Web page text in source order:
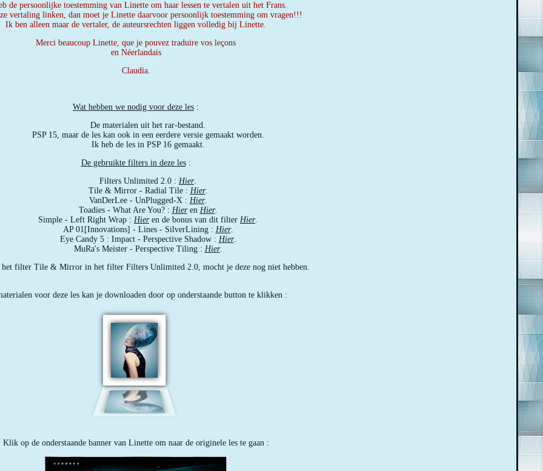
de persoonlijke toestemming van Linette om haar lessen te vertalen uit het Frans.
vertaling linken, dan moet je Linette daarvoor persoonlijk toestemming om vragen!!!
Ik ben alleen maar de vertaler, de auteursrechten liggen volledig bij Linette.
Merci beaucoup Linette, que je pouvez traduire vos leçons
en Néerlandais
Claudia.
Wat hebben we nodig voor deze les :
De materialen uit het rar-bestand.
PSP 15, maar de les kan ook in een eerdere versie gemaakt worden.
Ik heb de les in PSP 16 gemaakt.
De gebruikte filters in deze les:
Filters Unlimited 2.0 : Hier.
Tile & Mirror - Radial Tile : Hier.
VanDerLee - UnPlugged-X : Hier.
Toadies - What Are You? : Hieren Hier.
Simple - Left Right Wrap : Hieren de bonus van dit filter Hier.
AP 01[Innovations] - Lines - SilverLining : Hier.
Eye Candy 5 : Impact - Perspective Shadow : Hier.
MuRa's Meister - Perspective Tiling : Hier.
filter Tile & Mirror in het filter Filters Unlimited 2.0, mocht je deze nog niet hebben.
voor deze les kan je downloaden door op onderstaande button te klikken :
Klik op de onderstaande banner van Linette om naar de originele les te gaan :